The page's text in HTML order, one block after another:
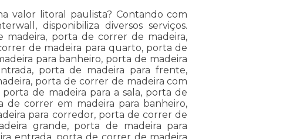
valor litoral paulista? Contando com
disponibiliza diversos serviços.
porta de correr de madeira,
de madeira para quarto, porta de
para banheiro, porta de madeira
porta de madeira para frente,
porta de correr de madeira com
de madeira para a sala, porta de
de correr em madeira para banheiro,
para corredor, porta de correr de
grande, porta de madeira para
entrada, porta de correr de madeira